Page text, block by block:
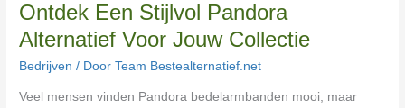
Ontdek Een Stijlvol Pandora
Alternatief Voor Jouw Collectie
Bedrijven / DoorTeam Bestealternatief.net
Veel mensen vinden Pandora bedelarmbanden mooi, maar
Pandora
Alternatief
Voor
Jouw